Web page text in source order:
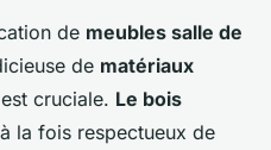
de meubles salle de
de matériaux
cruciale. Le bois
la fois respectueux de